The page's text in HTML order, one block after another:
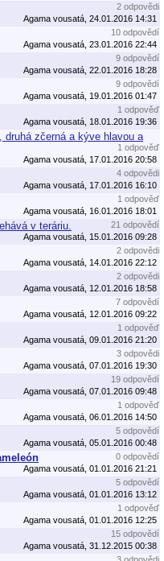
2 odpovědi
Agama vousatá, 24.01.2016 14:31
10 odpovědí
Agama vousatá, 23.01.2016 22:44
9 odpovědí
Agama vousatá, 22.01.2016 18:28
9 odpovědí
Agama vousatá, 19.01.2016 01:47
1 odpověď
Agama vousatá, 18.01.2016 19:36
druhá zčerná a kýve hlavou a
1 odpověď
Agama vousatá, 17.01.2016 20:58
4 odpovědi
Agama vousatá, 17.01.2016 16:10
1 odpověď
Agama vousatá, 16.01.2016 18:01
v teráriu.
21 odpovědí
Agama vousatá, 15.01.2016 09:28
2 odpovědi
Agama vousatá, 14.01.2016 22:12
2 odpovědi
Agama vousatá, 12.01.2016 18:58
7 odpovědí
Agama vousatá, 12.01.2016 09:22
1 odpověď
Agama vousatá, 09.01.2016 21:20
3 odpovědi
Agama vousatá, 07.01.2016 19:30
19 odpovědí
Agama vousatá, 07.01.2016 09:48
1 odpověď
Agama vousatá, 06.01.2016 14:50
5 odpovědí
Agama vousatá, 05.01.2016 00:48
0 odpovědí
Agama vousatá, 01.01.2016 21:21
5 odpovědí
Agama vousatá, 01.01.2016 13:12
1 odpověď
Agama vousatá, 01.01.2016 12:25
15 odpovědí
Agama vousatá, 31.12.2015 00:38